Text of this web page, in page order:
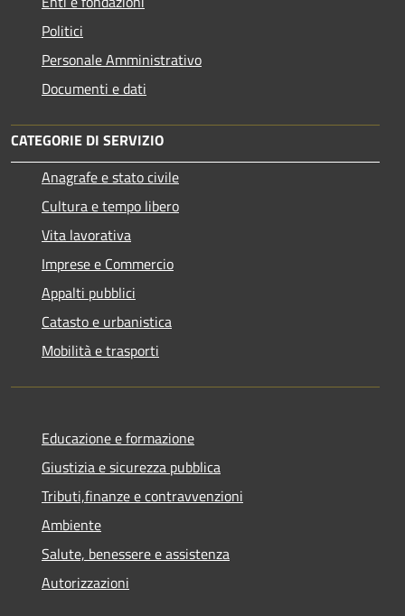
Politici
Personale Amministrativo
Documenti e dati
CATEGORIE DI SERVIZIO
Anagrafe e stato civile
Cultura e tempo libero
Vita lavorativa
Imprese e Commercio
Appalti pubblici
Catasto e urbanistica
Mobilità e trasporti
Educazione e formazione
Giustizia e sicurezza pubblica
Tributi,finanze e contravvenzioni
Ambiente
Salute, benessere e assistenza
Autorizzazioni